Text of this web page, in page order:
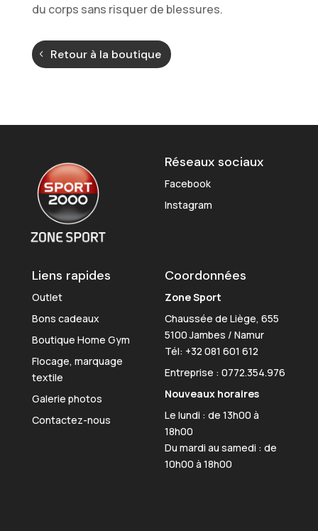
du corps sans risquer de blessures.
Retour à la boutique
Réseaux sociaux
Facebook
Instagram
Liens rapides
Outlet
Bons cadeaux
Boutique Home Gym
Flocage, marquage
textile
Galerie photos
Contactez-nous
Coordonnées
Zone Sport
Chaussée de Liège, 655
5100 Jambes / Namur
Tél: +32 081 601 612
Entreprise : 0772.354.976
Nouveaux horaires
Le lundi : de 13h00 à
18h00
Du mardi au samedi : de
10h00 à 18h00